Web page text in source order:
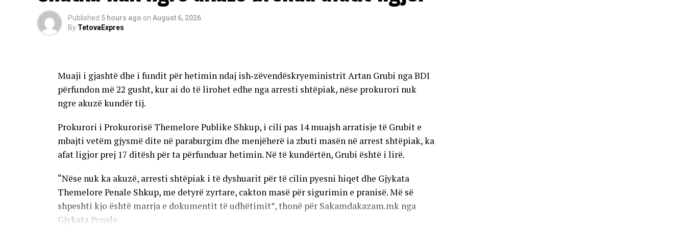
Përfaqësuesit e pacientëve onkologjikë paralajmëruan se, nëse nuk fillohet me zbatimin e një
Një ditë më parë, nga Klinika njoftuan se për një pjesë të vogël të preparateve nga lista
pozitive e Fondit për Sigurim Shëndetësor është evidentuar një vonesë afatshkurtër në
pacientëve, periudha ndërmjet dy procedurave të prokurimit publik dhe mungesa e pjesshme
e barnave te distributorët.
Published 5 hours ago on August 6, 2026
By TetovaExpres
Muaji i gjashtë dhe i fundit për hetimin ndaj ish‑zëvendëskryeministrit Artan Grubi nga BDI
përfundon më 22 gusht, kur ai do të lirohet edhe nga arresti shtëpiak, nëse prokurori nuk
ngre akuzë kundër tij.
Prokurori i Prokurorisë Themelore Publike Shkup, i cili pas 14 muajsh arratisje të Grubit e
mbajti vetëm gjysmë dite në paraburgim dhe menjëherë ia zbuti masën në arrest shtëpiak, ka
afat ligjor prej 17 ditësh për ta përfunduar hetimin. Në të kundërtën, Grubi është i lirë.
“Nëse nuk ka akuzë, arresti shtëpiak i të dyshuarit për të cilin pyesni hiqet dhe Gjykata
Themelore Penale Shkup, me detyrë zyrtare, cakton masë për sigurimin e pranisë. Më së
shpeshti kjo është marrja e dokumentit të udhëtimit”, thonë për Sakamdakazam.mk nga
Gjykata Penale.